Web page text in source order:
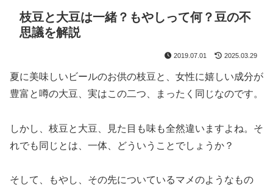
枝豆と大豆は一緒？もやしって何？豆の不
思議を解説
2019.07.01 2025.03.29
夏に美味しいビールのお供の枝豆と、女性に嬉しい成分が
豊富と噂の大豆、実はこの二つ、まったく同じなのです。
しかし、枝豆と大豆、見た目も味も全然違いますよね。そ
れでも同じとは、一体、どういうことでしょうか？
そして、もやし、その先についているマメのようなもの